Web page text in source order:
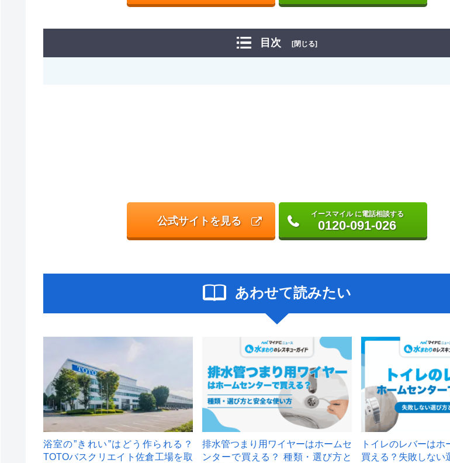
目次 [閉じる]
公式サイトを見る
イースマイル に電話相談する
0120-091-026
あわせて読みたい
浴室の”きれい”はどう作られる？
TOTOバスクリエイト佐倉工場を取
排水管つまり用ワイヤーはホームセ
ンターで買える？ 種類・選び方と
トイレのレバーはホ
買える？失敗しない